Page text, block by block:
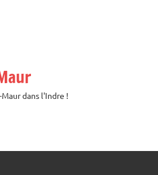
dans l'Indre !